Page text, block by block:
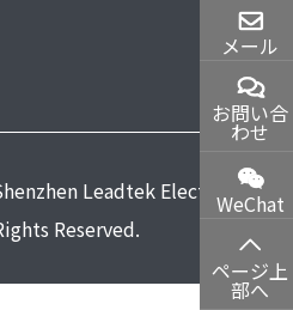
Leadtek Electronics
Reserved.
メール
お問い合
わせ
WeChat
ページ上
部へ